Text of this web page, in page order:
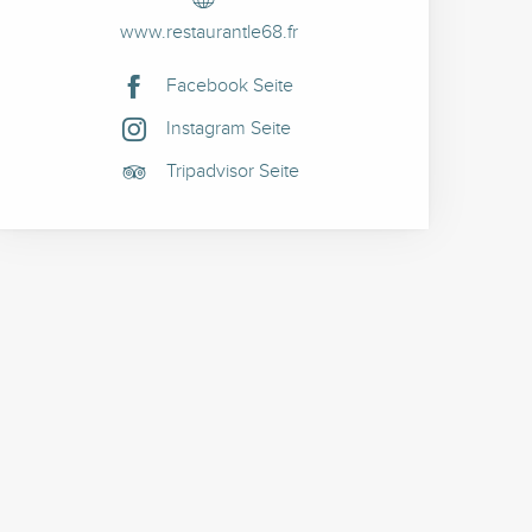
www.restaurantle68.fr
Facebook Seite
Instagram Seite
Tripadvisor Seite